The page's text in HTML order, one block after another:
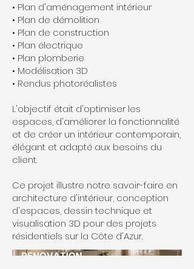
• Plan d'aménagement intérieur
• Plan de démolition
• Plan de construction
• Plan électrique
• Plan plomberie
• Modélisation 3D
• Rendus photoréalistes
L'objectif était d'optimiser les
espaces, d'améliorer la fonctionnalité
et de créer un intérieur contemporain,
élégant et adapté aux besoins du
client.
Ce projet illustre notre savoir-faire en
architecture d'intérieur, conception
d'espaces, dessin technique et
visualisation 3D pour des projets
résidentiels sur la Côte d'Azur.